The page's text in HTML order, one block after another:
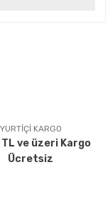
YURTİÇİ KARGO
ve üzeri Kargo
Ücretsiz